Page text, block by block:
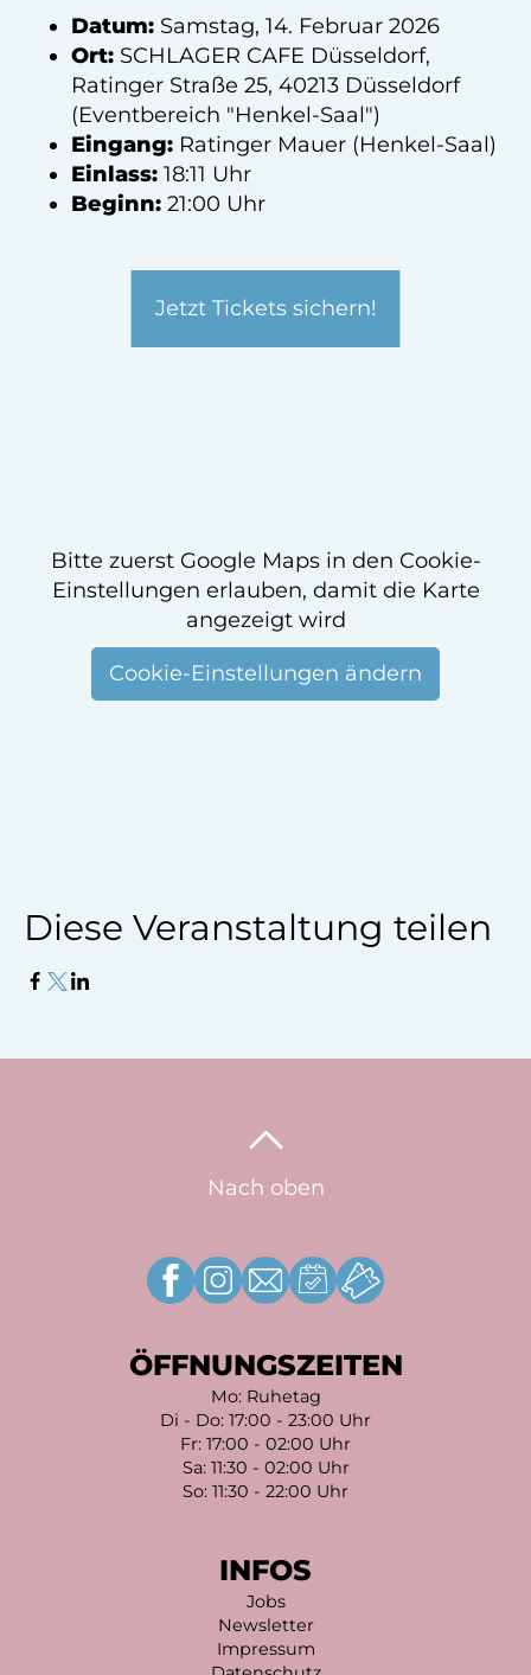
Datum: Samstag, 14. Februar 2026
Ort: SCHLAGER CAFE Düsseldorf,
Ratinger Straße 25, 40213 Düsseldorf
(Eventbereich "Henkel-Saal")
Eingang: Ratinger Mauer (Henkel-Saal)
Einlass: 18:11 Uhr
Beginn: 21:00 Uhr
Jetzt Tickets sichern!
Bitte zuerst Google Maps in den Cookie-
Einstellungen erlauben, damit die Karte
angezeigt wird
Cookie-Einstellungen ändern
Diese Veranstaltung teilen
Nach oben
ÖFFNUNGSZEITEN
Mo: Ruhetag
Di - Do: 17:00 - 23:00 Uhr
Fr: 17:00 - 02:00 Uhr
Sa: 11:30 - 02:00 Uhr
So: 11:30 - 22:00 Uhr
INFOS
Jobs
Newsletter
Impressum